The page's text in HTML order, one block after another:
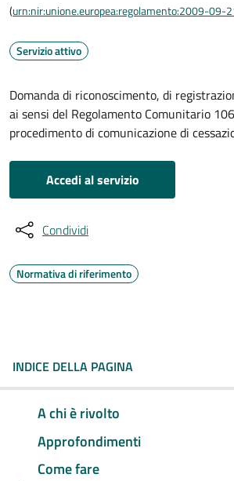
(urn:nir:unione.europea:regolamento:2009-09-
Servizio attivo
Domanda di riconoscimento, di
ai sensi del Regolamento Comunitario
procedimento di comunicazione di
Accedi al servizio
Condividi
Normativa di riferimento
INDICE DELLA PAGINA
A chi è rivolto
Approfondimenti
Come fare